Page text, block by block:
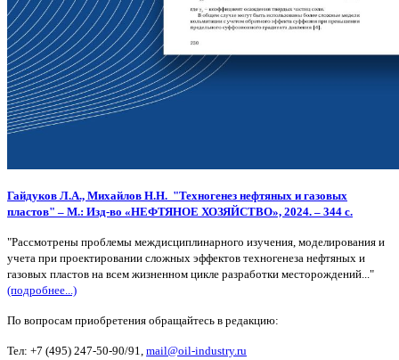
Гайдуков Л.А., Михайлов Н.Н. "Техногенез нефтяных и газовых
пластов" – М.: Изд-во «НЕФТЯНОЕ ХОЗЯЙСТВО», 2024. – 344 с.
"Рассмотрены проблемы междисциплинарного изучения, моделирования и
учета при проектировании сложных эффектов техногенеза нефтяных и
газовых пластов на всем жизненном цикле разработки месторождений..."
(подробнее...)
По вопросам приобретения обращайтесь в редакцию:
Тел: +7 (495) 247-50-90/91, mail@oil-industry.ru